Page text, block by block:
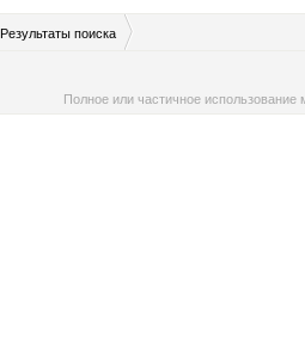
Результаты поиска
Полное или частичное